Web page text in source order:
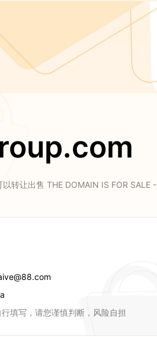
转让出售 THE DOMAIN IS FOR SALE -
填写，请您谨慎判断，风险自担